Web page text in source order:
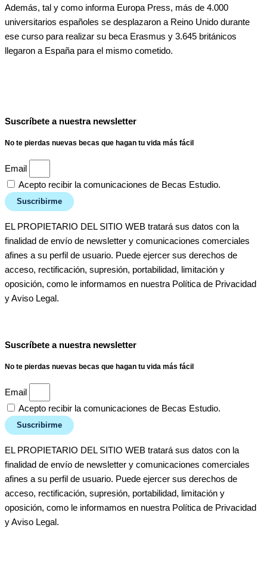
Además, tal y como informa Europa Press, más de 4.000
universitarios españoles se desplazaron a Reino Unido durante
ese curso para realizar su beca Erasmus y 3.645 británicos
llegaron a España para el mismo cometido.
Suscríbete a nuestra newsletter
No te pierdas nuevas becas que hagan tu vida más fácil
Email
Acepto recibir la comunicaciones de Becas Estudio.
Suscribirme
EL PROPIETARIO DEL SITIO WEB tratará sus datos con la
finalidad de envío de newsletter y comunicaciones comerciales
afines a su perfil de usuario. Puede ejercer sus derechos de
acceso, rectificación, supresión, portabilidad, limitación y
oposición, como le informamos en nuestra Política de Privacidad
y Aviso Legal.
Suscríbete a nuestra newsletter
No te pierdas nuevas becas que hagan tu vida más fácil
Email
Acepto recibir la comunicaciones de Becas Estudio.
Suscribirme
EL PROPIETARIO DEL SITIO WEB tratará sus datos con la
finalidad de envío de newsletter y comunicaciones comerciales
afines a su perfil de usuario. Puede ejercer sus derechos de
acceso, rectificación, supresión, portabilidad, limitación y
oposición, como le informamos en nuestra Política de Privacidad
y Aviso Legal.